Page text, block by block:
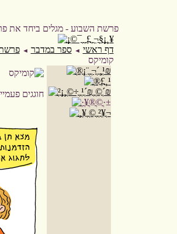
דף ראשי ◄ ספר במדבר ◄
קומיקס
חוגגים